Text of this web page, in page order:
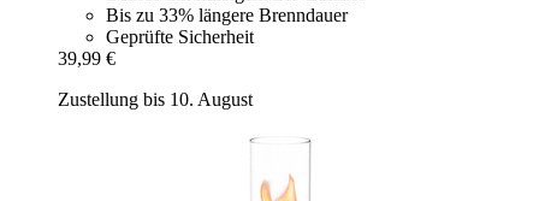
Bis zu 33% längere Brenndauer
Geprüfte Sicherheit
39,99 €
Zustellung bis 10. August